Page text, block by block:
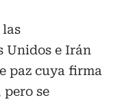
las
Unidos e Irán
paz cuya firma
se